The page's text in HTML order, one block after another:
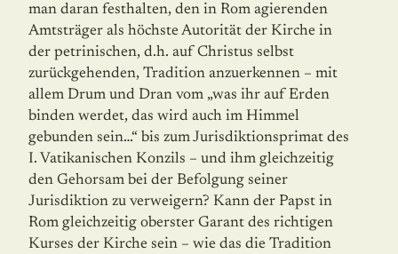
man daran festhalten, den in Rom agie­renden
Amtsträger als höchste Autorität der Kirche in
der petrinischen, d.h. auf Christus selbst
zurückgehenden, Tradition anzuerkennen – mit
allem Drum und Dran vom „was ihr auf Erden
binden werdet, das wird auch im Himmel
gebunden sein…“ bis zum Juris­dik­tionsprimat des
I. Vatikanischen Konzils – und ihm gleichzeitig
den Gehorsam bei der Befolgung seiner
Jurisdiktion zu verweigern? Kann der Papst in
Rom gleichzeitig ober­ster Garant des richtigen
Kurses der Kirche sein – wie das die Tradition